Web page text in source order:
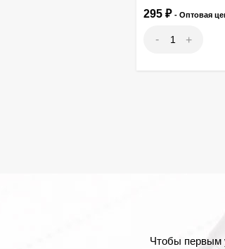
295 ₽ - Оптовая
- +
Чтобы первым